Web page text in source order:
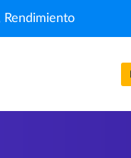
Rendimiento